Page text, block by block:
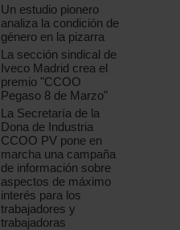
Un estudio pionero
analiza la condición de
género en la pizarra
La sección sindical de
Iveco Madrid crea el
premio "CCOO
Pegaso 8 de Marzo"
La Secretaría de la
Dona de Industria
CCOO PV pone en
marcha una campaña
de información sobre
aspectos de máximo
interés para los
trabajadores y
trabajadoras